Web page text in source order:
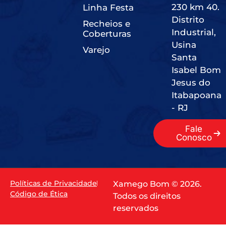
Linha Festa
Recheios e
Coberturas
Varejo
230 km 40.
Distrito
Industrial,
Usina
Santa
Isabel Bom
Jesus do
Itabapoana
- RJ
Fale
Conosco
Xamego Bom © 2026.
Todos os direitos
reservados
Políticas de Privacidade
Código de Ética